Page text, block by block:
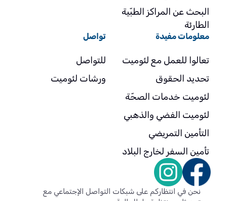
البحث عن المراكز الطبّية
الطارئة
معلومات مفيدة
تعالوا للعمل مع لئوميت
تحديد الحقوق
لئوميت خدمات الصحّة
لئوميت الفضي والذهبي
التأمين التمريضي
تأمين السفر لخارج البلاد
تواصل
للتواصل
ورشات لئوميت
نحن في انتظاركم على شبكات التواصل الإجتماعي مع